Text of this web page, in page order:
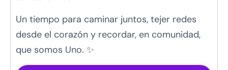
Un tiempo para caminar juntos, tejer redes
desde el corazón y recordar, en comunidad,
que somos Uno. ✨